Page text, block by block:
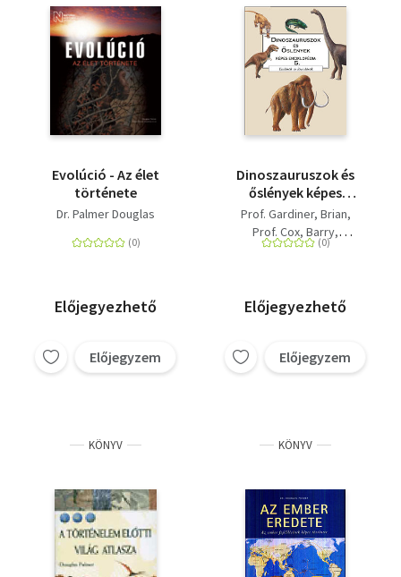
Evolúció - Az élet
története
Dr. Palmer Douglas
Előjegyezhető
Előjegyzem
Dinoszauruszok és
őslények képes
enciklopédia 5. -
Emlősök és főemlősök
Prof. Gardiner, Brian
Prof. Cox, Barry
Dr. Palmer Douglas
Előjegyezhető
Előjegyzem
KÖNYV KÖNYV